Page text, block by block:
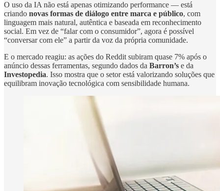
O uso da IA não está apenas otimizando performance — está
criando novas formas de diálogo entre marca e público, com
linguagem mais natural, autêntica e baseada em reconhecimento
social. Em vez de “falar com o consumidor”, agora é possível
“conversar com ele” a partir da voz da própria comunidade.
E o mercado reagiu: as ações do Reddit subiram quase 7% após o
anúncio dessas ferramentas, segundo dados da Barron’s e da
Investopedia. Isso mostra que o setor está valorizando soluções que
equilibram inovação tecnológica com sensibilidade humana.